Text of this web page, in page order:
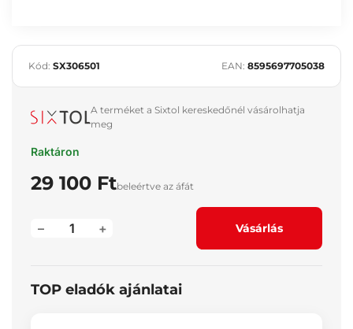
Kód: SX306501 EAN: 8595697705038
A terméket a Sixtol kereskedőnél vásárolhatja
meg
Raktáron
29 100 Ftbeleértve az áfát
+
– Vásárlás
TOP eladók ajánlatai